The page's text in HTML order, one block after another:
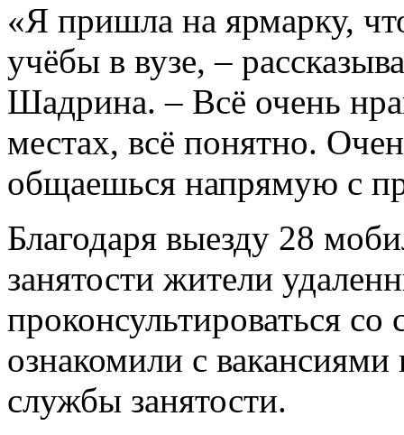
«Я пришла на ярмарку,
учёбы в вузе, –
Шадрина. – Всё очень
местах, всё понятно.
общаешься напрямую с
Благодаря выезду 28
занятости жители
проконсультироваться
ознакомили с
службы занятости.